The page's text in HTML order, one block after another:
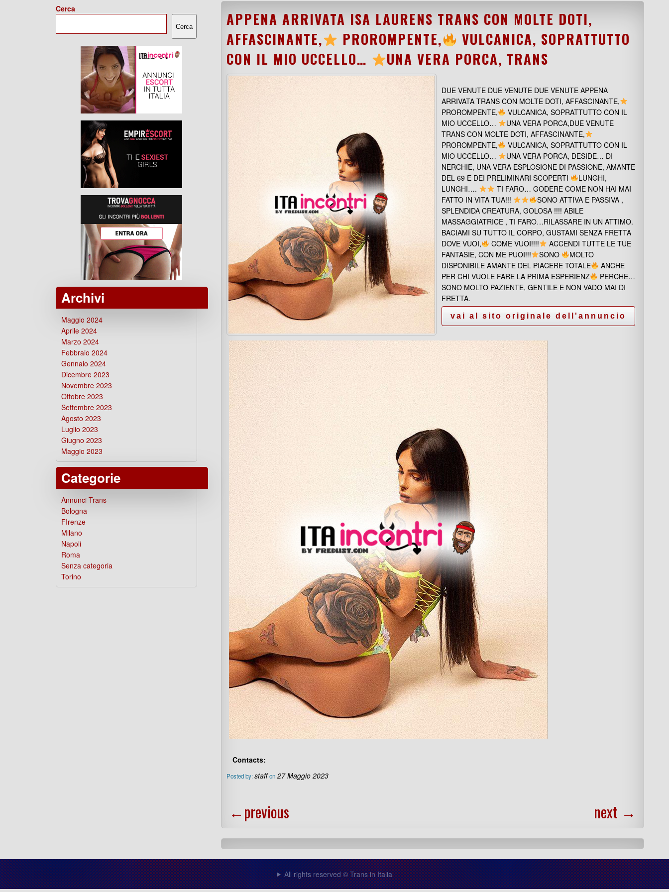
APPENA ARRIVATA ISA LAURENS TRANS CON MOLTE DOTI,
AFFASCINANTE,
PROROMPENTE,
VULCANICA, SOPRATTUTTO
CON IL MIO UCCELLO…
UNA VERA PORCA, TRANS
DUE VENUTE DUE VENUTE DUE VENUTE APPENA
ARRIVATA TRANS CON MOLTE DOTI, AFFASCINANTE,
PROROMPENTE,
VULCANICA, SOPRATTUTTO CON IL
MIO UCCELLO…
UNA VERA PORCA,DUE VENUTE
TRANS CON MOLTE DOTI, AFFASCINANTE,
PROROMPENTE,
VULCANICA, SOPRATTUTTO CON IL
MIO UCCELLO…
UNA VERA PORCA, DESIDE… DI
NERCHIE, UNA VERA ESPLOSIONE DI PASSIONE, AMANTE
DEL 69 E DEI PRELIMINARI SCOPERTI
LUNGHI,
LUNGHI….
TI FARO… GODERE COME NON HAI MAI
FATTO IN VITA TUA!!!
SONO ATTIVA E PASSIVA ,
SPLENDIDA CREATURA, GOLOSA !!!! ABILE
MASSAGGIATRICE , TI FARO…RILASSARE IN UN ATTIMO.
BACIAMI SU TUTTO IL CORPO, GUSTAMI SENZA FRETTA
DOVE VUOI,
COME VUOI!!!!
ACCENDI TUTTE LE TUE
FANTASIE, CON ME PUOI!!!
SONO
MOLTO
DISPONIBILE AMANTE DEL PIACERE TOTALE
ANCHE
PER CHI VUOLE FARE LA PRIMA ESPERIENZ
PERCHE…
SONO MOLTO PAZIENTE, GENTILE E NON VADO MAI DI
FRETTA.
Contacts:
Posted by:staff on 27 Maggio 2023
←previous next →
Cerca
Cerca
Archivi
Maggio 2024
Aprile 2024
Marzo 2024
Febbraio 2024
Gennaio 2024
Dicembre 2023
Novembre 2023
Ottobre 2023
Settembre 2023
Agosto 2023
Luglio 2023
Giugno 2023
Maggio 2023
Categorie
Annunci Trans
Bologna
FIrenze
Milano
Napoli
Roma
Senza categoria
Torino
All rights reserved © Trans in Italia